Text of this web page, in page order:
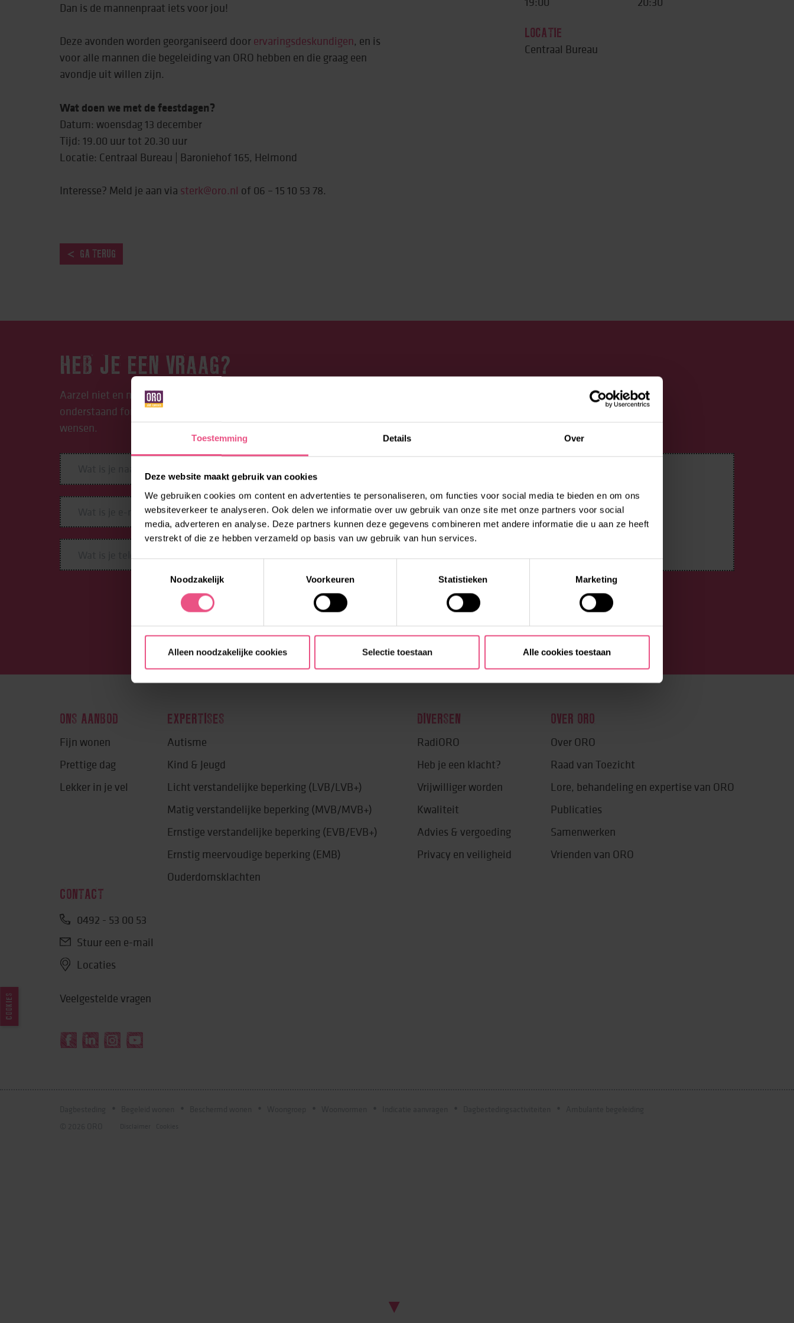
Toestemming Details Over
Deze website maakt gebruik van cookies
We gebruiken cookies om content en advertenties te personaliseren, om functies voor social media te bieden en om ons
websiteverkeer te analyseren. Ook delen we informatie over uw gebruik van onze site met onze partners voor social
media, adverteren en analyse. Deze partners kunnen deze gegevens combineren met andere informatie die u aan ze heeft
verstrekt of die ze hebben verzameld op basis van uw gebruik van hun services.
Noodzakelijk
Voorkeuren Statistieken Marketing
Alleen noodzakelijke cookies Selectie toestaan Alle cookies toestaan
Beweging
Scroll naar beneden
Dan is de mannenpraat iets voor jou!
Deze avonden worden georganiseerd door ervaringsdeskundigen, en is
voor alle mannen die begeleiding van ORO hebben en die graag een
avondje uit willen zijn.
Wat doen we met de feestdagen?
Datum: woensdag 13 december
Tijd: 19.00 uur tot 20.30 uur
Locatie: Centraal Bureau | Baroniehof 165, Helmond
Interesse? Meld je aan via sterk@oro.nl of 06 – 15 10 53 78.
LOCATIE
Centraal Bureau
GA TERUG
HEB JE EEN VRAAG?
Aarzel niet en neem contact op met ORO. Bel:
onderstaand formulier in. We begeleiden je graag bij jouw vragen en
wensen.
ONS AANBOD
Fijn wonen
Prettige dag
Lekker in je vel
EXPERTISES
Autisme
Kind & Jeugd
Licht verstandelijke beperking (LVB/LVB+)
Matig verstandelijke beperking (MVB/MVB+)
Ernstige verstandelijke beperking (EVB/EVB+)
Ernstig meervoudige beperking (EMB)
Ouderdomsklachten
DIVERSEN
RadiORO
Heb je een klacht?
Vrijwilliger worden
Kwaliteit
Advies & vergoeding
Privacy en veiligheid
OVER ORO
Over ORO
Raad van Toezicht
Lore, behandeling en expertise van ORO
Publicaties
Samenwerken
Vrienden van ORO
CONTACT
0492 - 53 00 53
Stuur een e-mail
Locaties
Veelgestelde vragen
COOKIES